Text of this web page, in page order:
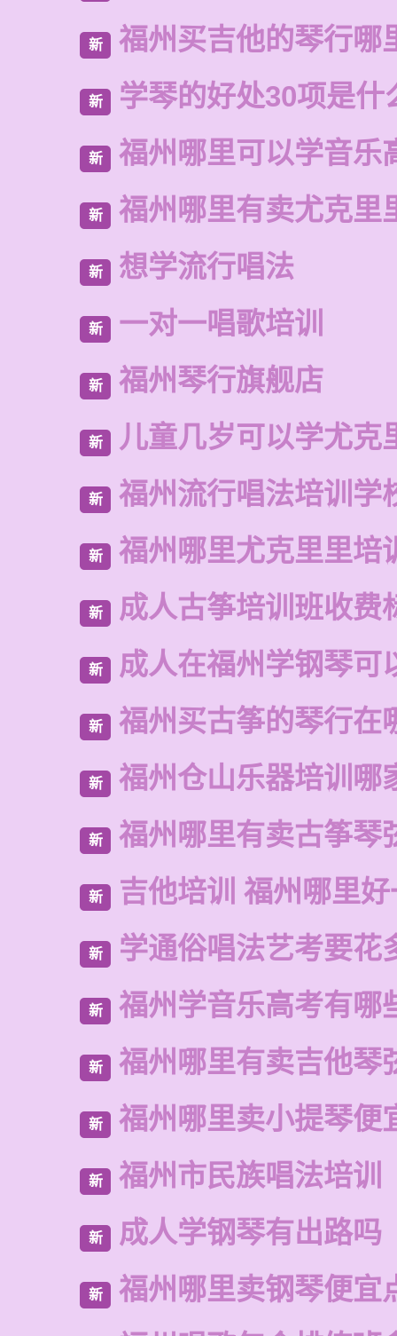
新 福州买吉他的琴行哪
新 学琴的好处30项是什
新 福州哪里可以学音乐
新 福州哪里有卖尤克里
新 想学流行唱法
新 一对一唱歌培训
新 福州琴行旗舰店
新 儿童几岁可以学尤克
新 福州流行唱法培训学
新 福州哪里尤克里里培
新 成人古筝培训班收费
新 成人在福州学钢琴可
新 福州买古筝的琴行在
新 福州仓山乐器培训哪
新 福州哪里有卖古筝琴
新 吉他培训 福州哪里
新 学通俗唱法艺考要花
新 福州学音乐高考有哪
新 福州哪里有卖吉他琴
新 福州哪里卖小提琴便
新 福州市民族唱法培训
新 成人学钢琴有出路吗
新
福州哪里卖钢琴便宜